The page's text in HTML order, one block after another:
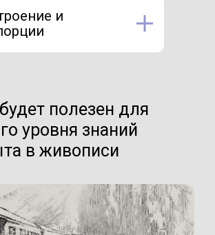
и
полезен для
уровня знаний
в живописи